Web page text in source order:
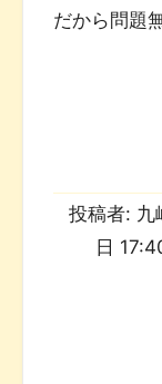
だから問題
投稿者: 九
日